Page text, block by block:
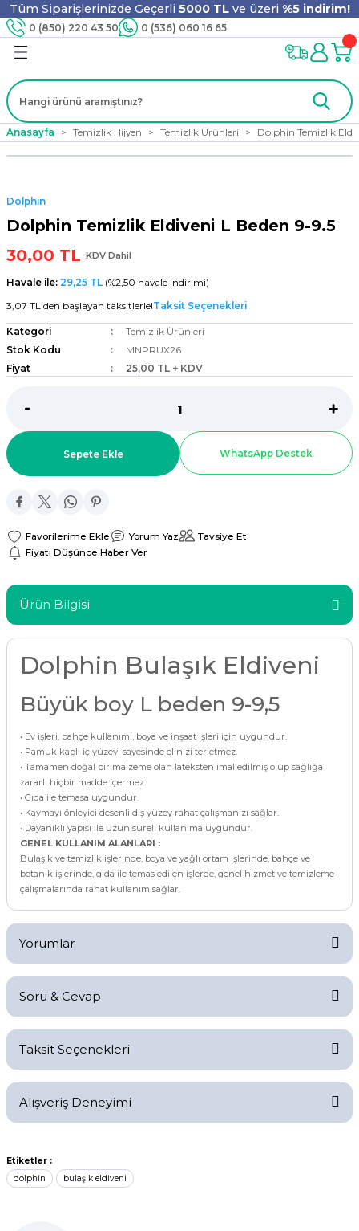
Tüm Siparişlerinizde Geçerli 5000 TLve üzeri %5 indirim!
0 (850) 220 43 50 0 (536) 060 16 65
Geri Dön
Geri Dön
Ürünleri
Geri Dön
Geri Dön
Tahta Karıştırıcı
Geri Dön
Kapları
Geri Dön
Geri Dön
Geri Dön
Anasayfa Temizlik Hijyen Temizlik Ürünleri Dolphin Temizlik
Dolphin
Dolphin Temizlik Eldiveni L Beden 9-9.5
30,00 TL KDV Dahil
Havale ile: 29,25 TL (%2,50 havale indirimi)
3,07 TL den başlayan taksitlerle!Taksit Seçenekleri
Kategori
Temizlik Ürünleri
Stok Kodu
MNPRUX26
Fiyat
25,00 TL + KDV
Sepete Ekle WhatsApp Destek
Yorum Yaz
Tavsiye Et
Fiyatı Düşünce Haber Ver
Ürün Bilgisi
Dolphin Bulaşık Eldiveni
Büyük boy L beden 9-9,5
• Ev işleri, bahçe kullanımı, boya ve inşaat işleri için uygundur.
• Pamuk kaplı iç yüzeyi sayesinde elinizi terletmez.
• Tamamen doğal bir malzeme olan lateksten imal edilmiş olup sağlığa
zararlı hiçbir madde içermez.
• Gıda ile temasa uygundur.
• Kaymayı önleyici desenli dış yüzey rahat çalışmanızı sağlar.
• Dayanıklı yapısı ile uzun süreli kullanıma uygundur.
GENEL KULLANIM ALANLARI :
Bulaşık ve temizlik işlerinde, boya ve yağlı ortam işlerinde, bahçe ve
botanik işlerinde, gıda ile temas edilen işlerde, genel hizmet ve temizleme
çalışmalarında rahat kullanım sağlar.
Yorumlar
Yorum Yaz
Soru & Cevap
Soru Sor
Taksit Seçenekleri
Alışveriş Deneyimi
Kolay bir deneyimdi, teşekkür
ederiz.
Etiketler :
dolphin
bulaşık eldiveni